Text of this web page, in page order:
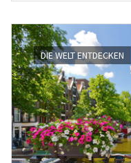
DIE WELT ENTDECKEN